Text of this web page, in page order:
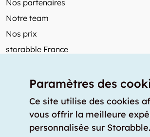
Nos partenaires
Notre team
Nos prix
storabble France
Articles de presse
Comment calculer la capacité d'un
Quel est le tarif moyen d'un garde-
Paramètres des
Ce site utilise des cookies
vous offrir la meilleure
personnalisée sur